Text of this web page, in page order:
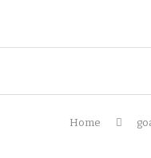
Home